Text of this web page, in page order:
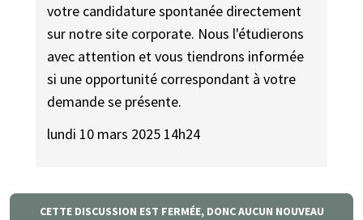
votre candidature spontanée directement
sur notre site corporate. Nous l'étudierons
avec attention et vous tiendrons informée
si une opportunité correspondant à votre
demande se présente.
lundi 10 mars 2025 14h24
CETTE DISCUSSION EST FERMÉE, DONC AUCUN NOUVEAU